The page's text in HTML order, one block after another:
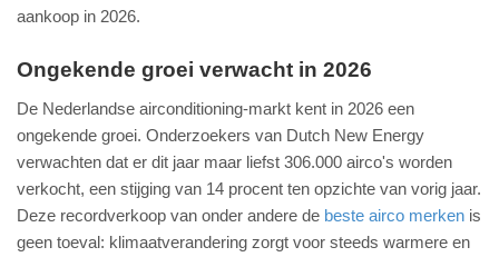
aankoop in 2026.
Ongekende groei verwacht in 2026
De Nederlandse airconditioning-markt kent in 2026 een
ongekende groei. Onderzoekers van Dutch New Energy
verwachten dat er dit jaar maar liefst 306.000 airco's worden
verkocht, een stijging van 14 procent ten opzichte van vorig jaar.
Deze recordverkoop van onder andere de beste airco merken is
geen toeval: klimaatverandering zorgt voor steeds warmere en